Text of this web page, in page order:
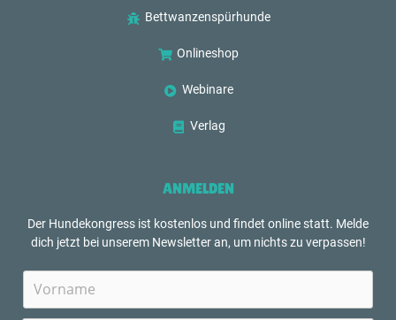
Bettwanzenspürhunde
Onlineshop
Webinare
Verlag
ANMELDEN
Der Hundekongress ist kostenlos und findet online statt. Melde
dich jetzt bei unserem Newsletter an, um nichts zu verpassen!